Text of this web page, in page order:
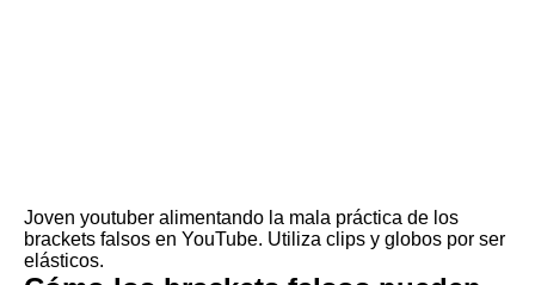
Joven youtuber alimentando la mala práctica de los
brackets falsos en YouTube. Utiliza clips y globos por ser
elásticos.